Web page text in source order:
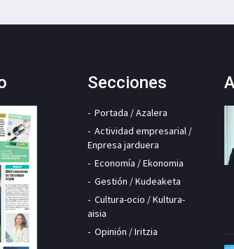
Secciones
Portada / Azalera
Actividad empresarial /
Enpresa jarduera
Economía / Ekonomia
Gestión / Kudeaketa
Cultura-ocio / Kultura-
aisia
Opinión / Iritzia